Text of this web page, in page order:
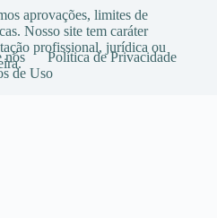
aprovações, limites de
Nosso site tem caráter
profissional, jurídica ou
nós
Política de Privacidade
de Uso